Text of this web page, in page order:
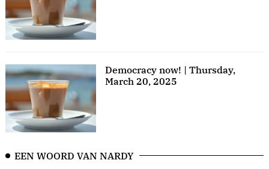
Democracy now! | Thursday,
March 20, 2025
EEN WOORD VAN NARDY